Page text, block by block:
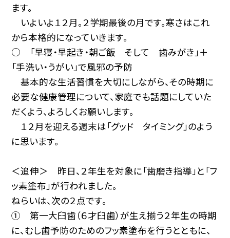
ます。
いよいよ１２月。２学期最後の月です。寒さはこれ
から本格的になっていきます。
○ 「早寝・早起き・朝ご飯 そして 歯みがき」＋
「手洗い・うがい」で風邪の予防
基本的な生活習慣を大切にしながら、その時期に
必要な健康管理について、家庭でも話題にしていた
だくよう、よろしくお願いします。
１２月を迎える週末は「グッド タイミング」のよう
に思います。
＜追伸＞ 昨日、２年生を対象に「歯磨き指導」と「フ
ッ素塗布」が行われました。
ねらいは、次の２点です。
① 第一大臼歯（６才臼歯）が生え揃う２年生の時期
に、むし歯予防のためのフッ素塗布を行うとともに、